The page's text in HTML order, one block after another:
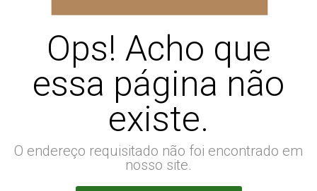
Ops! Acho que
essa página não
existe.
O endereço requisitado não foi encontrado em
nosso site.